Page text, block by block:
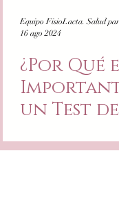
16 ago 2024
¿Por Qué
un Test